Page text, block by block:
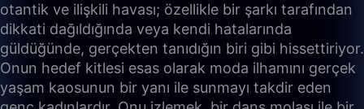
otantik ve ilişkili havası; özellikle bir şarkı tarafından
dikkati dağıldığında veya kendi hatalarında
güldüğünde, gerçekten tanıdığın biri gibi hissettiriyor.
Onun hedef kitlesi esas olarak moda ilhamını gerçek
yaşam kaosunun bir yanı ile sunmayı takdir eden